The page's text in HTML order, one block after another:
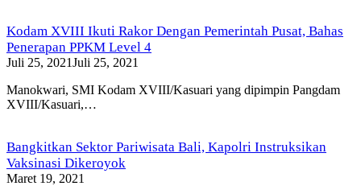
Kodam XVIII Ikuti Rakor Dengan Pemerintah Pusat, Bahas
Penerapan PPKM Level 4
Juli 25, 2021Juli 25, 2021
Manokwari, SMI Kodam XVIII/Kasuari yang dipimpin Pangdam
XVIII/Kasuari,…
Bangkitkan Sektor Pariwisata Bali, Kapolri Instruksikan
Vaksinasi Dikeroyok
Maret 19, 2021